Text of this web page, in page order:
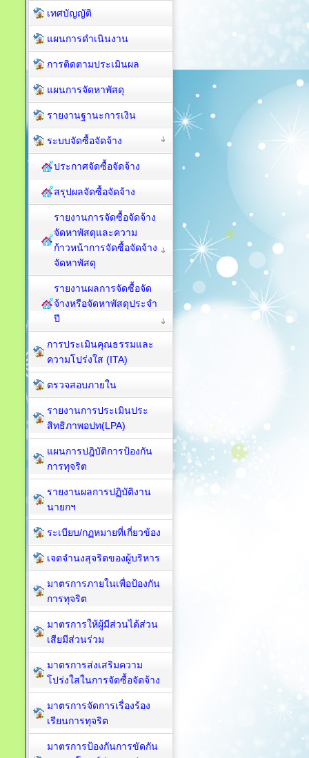
เทศบัญญัติ
แผนการดำเนินงาน
การติดตามประเมินผล
แผนการจัดหาพัสดุ
รายงานฐานะการเงิน
ระบบจัดซื้อจัดจ้าง
ประกาศจัดซื้อจัดจ้าง
สรุปผลจัดซื้อจัดจ้าง
รายงานการจัดซื้อจัดจ้าง
จัดหาพัสดุและความ
ก้าวหน้าการจัดซื้อจัดจ้าง
จัดหาพัสดุ
รายงานผลการจัดซื้อจัด
จ้างหรือจัดหาพัสดุประจำ
ปี
การประเมินคุณธรรมและ
ความโปร่งใส (ITA)
ตรวจสอบภายใน
รายงานการประเมินประ
สิทธิภาพอปท(LPA)
แผนการปฎิบัติการป้องกัน
การทุจริต
รายงานผลการปฏิบัติงาน
นายกฯ
ระเบียบ/กฏหมายที่เกี่ยวข้อง
เจตจำนงสุจริตของผู้บริหาร
มาตรการภายในเพื่อป้องกัน
การทุจริต​
มาตรการให้ผู้มีส่วนได้ส่วน
เสียมีส่วนร่วม
มาตรการส่งเสริมความ
โปร่งใสในการจัดซื้อจัดจ้าง
มาตรการจัดการเรื่องร้อง
เรียนการทุจริต
มาตรการป้องกันการขัดกัน